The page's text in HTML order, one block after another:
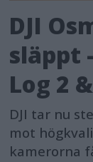
DJI
släppt
Log 2
DJI tar nu
mot
kamerorna